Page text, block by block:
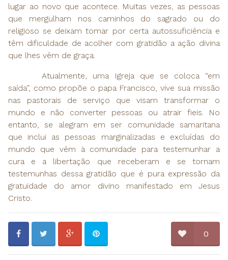
lugar ao novo que acontece. Muitas vezes, as pessoas
que mergulham nos caminhos do sagrado ou do
religioso se deixam tomar por certa autossuficiência e
têm dificuldade de acolher com gratidão a ação divina
que lhes vêm de graça.
Atualmente, uma Igreja que se coloca “em
saída”, como propõe o papa Francisco, vive sua missão
nas pastorais de serviço que visam transformar o
mundo e não converter pessoas ou atrair fieis. No
entanto, se alegram em ser comunidade samaritana
que inclui as pessoas marginalizadas e excluídas do
mundo que vêm à comunidade para testemunhar a
cura e a libertação que receberam e se tornam
testemunhas dessa gratidão que é pura expressão da
gratuidade do amor divino manifestado em Jesus
Cristo.
0